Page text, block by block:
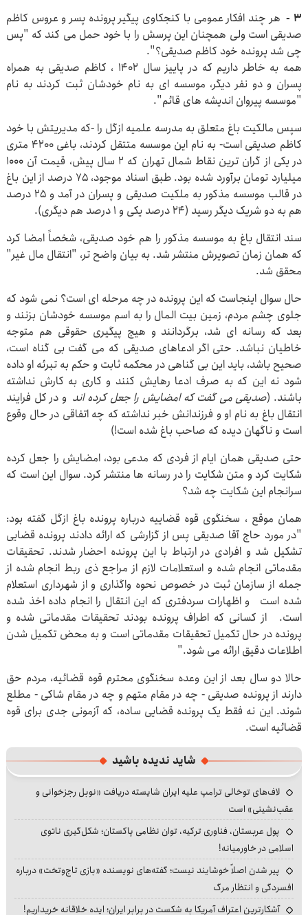
۳ - هر چند افکار عمومی با کنجکاوی پیگیر پرونده پسر و عروس کاظم
صدیقی است ولی همچنان این پرسش را با خود حمل می کند که "پس
چی شد پرونده خود کاظم صدیقی؟".
همه به خاطر داریم که در پاییز سال ۱۴۰۲ ، کاظم صدیقی به همراه
پسران و دو نفر دیگر، موسسه ای به نام خودشان ثبت کردند به نام
"موسسه پیروان اندیشه های قائم".
سپس مالکیت باغ متعلق به مدرسه علمیه ازگل را -که مدیریتش با خود
کاظم صدیقی است- به نام این موسسه متتقل کردند، باغی ۴۲۰۰ متری
در یکی از گران ترین نقاط شمال تهران که ۲ سال پیش، قیمت آن ۱۰۰۰
میلیارد تومان برآورد شده بود. طبق اسناد موجود، ۷۵ درصد از این باغ
در قالب موسسه مذکور به ملکیت صدیقی و پسران در آمد و ۲۵ درصد
هم به دو شریک دیگر رسید (۲۴ درصد یکی و ۱ درصد هم دیگری).
سند انتقال باغ به موسسه مذکور را هم خود صدیقی، شخصاً امضا کرد
که همان زمان تصویرش منتشر شد. به بیان واضح تر، "انتقال مال غیر"
محقق شد.
حال سوال اینجاست که این پرونده در چه مرحله ای است؟ نمی شود که
جلوی چشم مردم، زمین بیت المال را به اسم موسسه خودشان بزنند و
بعد که رسانه ای شد، برگردانند و هیچ پیگیری حقوقی هم متوجه
خاطیان نباشد. حتی اگر ادعاهای صدیقی که می گفت بی گناه است،
صحیح باشد، باید این بی گناهی در محکمه ثابت و حکم به تبرئه او داده
شود نه این که به صرف ادعا رهایش کنند و کاری به کارش نداشته
باشند. (صدیقی می گفت که امضایش را جعل کرده اند و در کل فرایند
انتقال باغ به نام او و فرزندانش خبر نداشته که چه اتفاقی در حال وقوع
است و ناگهان دیده که صاحب باغ شده است!)
حتی صدیقی همان ایام از فردی که مدعی بود، امضایش را جعل کرده
شکایت کرد و متن شکایت را در رسانه ها منتشر کرد. سوال این است که
سرانجام این شکایت چه شد؟
همان موقع ، سخنگوی قوه قضاییه درباره پرونده باغ ازگل گفته بود:
"در مورد حاج آقا صدیقی پس از گزارشی که ارائه دادند پرونده قضایی
تشکیل شد و افرادی در ارتباط با این پرونده احضار شدند. تحقیقات
مقدماتی انجام شده و استعلامات لازم از مراجع ذی ربط انجام شده از
جمله از سازمان ثبت در خصوص نحوه واگذاری و از شهرداری استعلام
شده است و اظهارات سردفتری که این انتقال را انجام داده اخذ شده
است. از کسانی که اطراف پرونده بودند تحقیقات مقدماتی شده و
پرونده در حال تکمیل تحقیقات مقدماتی است و به محض تکمیل شدن
اطلاعات دقیق ارائه می شود."
حالا دو سال بعد از این وعده سخنگوی محترم قوه قضائیه، مردم حق
دارند از پرونده صدیقی - چه در مقام متهم و چه در مقام شاکی - مطلع
شوند. این نه فقط یک پرونده قضایی ساده، که آزمونی جدی برای قوه
قضائیه است.
شاید ندیده باشید
لاف‌های توخالی ترامپ علیه ایران شایسته دریافت «نوبل رجزخوانی و
عقب‌نشینی» است
پول عربستان، فناوری ترکیه، توان نظامی پاکستان؛ شکل‌گیری ناتوی
اسلامی در خاورمیانه!
پیر شدن اصلاً خوشایند نیست؛ گفته‌های نویسنده «بازی تاج‌وتخت» درباره
افسردگی و انتظار مرگ
آشکارترین اعتراف آمریکا به شکست در برابر ایران؛ ایده خلاقانه خریداریم!